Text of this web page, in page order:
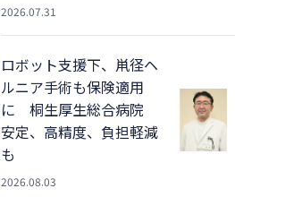
2026.07.31
ロボット支援下、鼡径ヘ
ルニア手術も保険適用
に 桐生厚生総合病院
安定、高精度、負担軽減
も
2026.08.03